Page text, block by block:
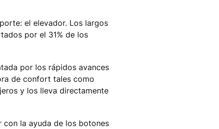
el elevador. Los largos
por el 31% de los
por los rápidos avances
de confort tales como
y los lleva directamente
con la ayuda de los botones